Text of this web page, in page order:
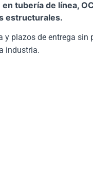
tubería de línea,
estructurales.
y plazos de entrega sin
industria.